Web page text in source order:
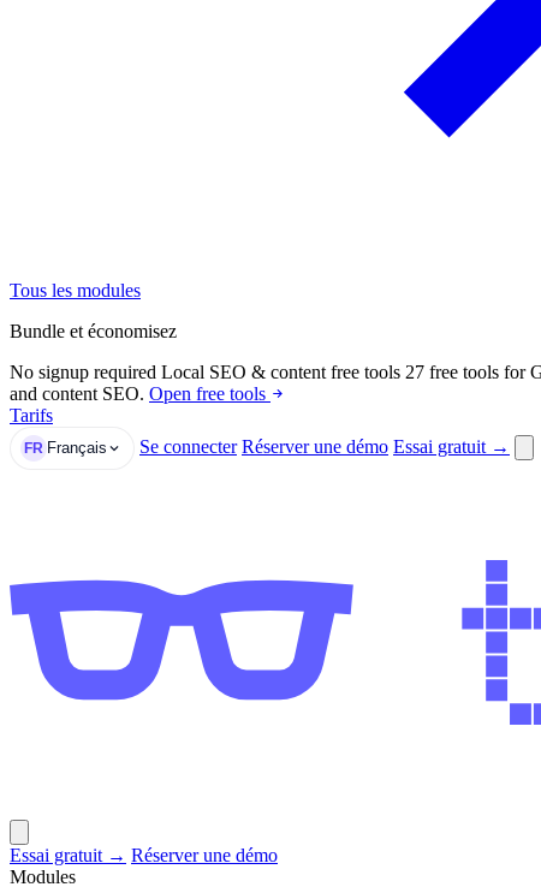
Tous les modules
Bundle et économisez
No signup required Local SEO & content free tools 27 free tools for
and content SEO. Open free tools
Tarifs
FR Français Se connecter Réserver une démo Essai gratuit →
Essai gratuit → Réserver une démo
Modules